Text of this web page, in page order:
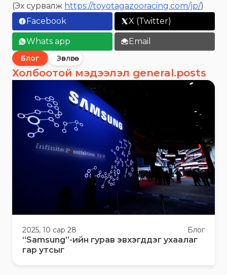
(Эх сурвалж https://toyotagazooracing.com/jp/)
Facebook
X (Twitter)
Whats app Email
Блог Зөвлөгөө
Холбоотой мэдээлэл general.posts
2025, 10 сар 28 Блог
“Samsung”-ийн гурав эвхэгддэг ухаалаг
гар утсыг